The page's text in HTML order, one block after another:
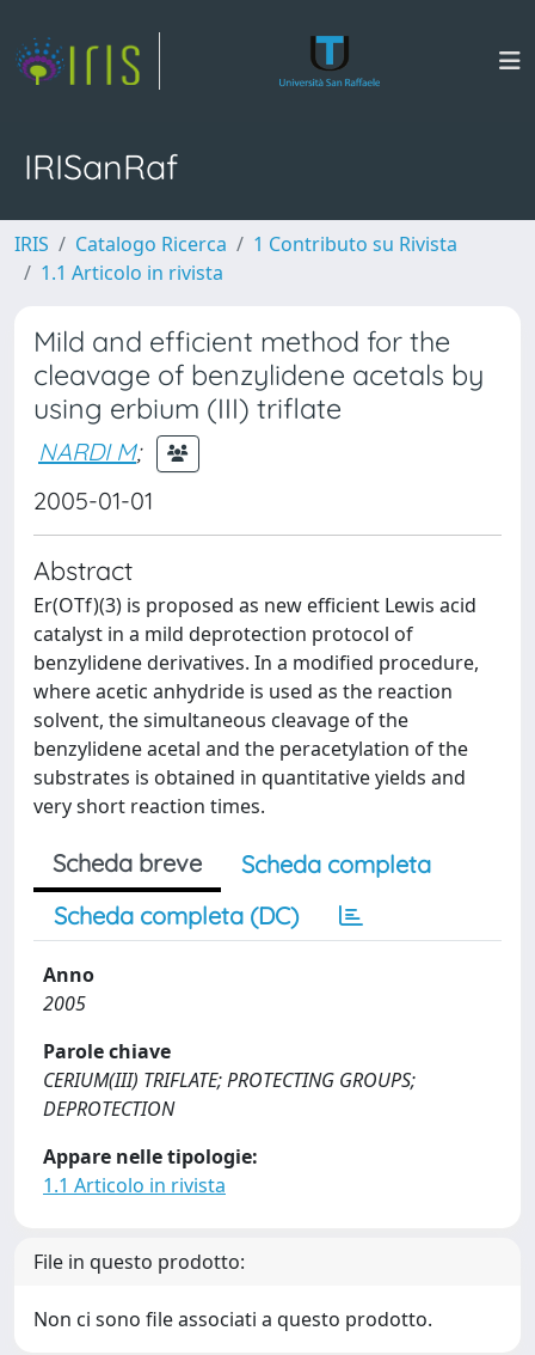
IRISanRaf
IRIS Catalogo Ricerca
1 Contributo su Rivista
1.1 Articolo in rivista
Mild and efficient method for the
cleavage of benzylidene acetals by
using erbium (III) triflate
NARDI M;
2005-01-01
Abstract
Er(OTf)(3) is proposed as new efficient Lewis acid
catalyst in a mild deprotection protocol of
benzylidene derivatives. In a modified procedure,
where acetic anhydride is used as the reaction
solvent, the simultaneous cleavage of the
benzylidene acetal and the peracetylation of the
substrates is obtained in quantitative yields and
very short reaction times.
Scheda breve
Scheda completa
Scheda completa (DC)
Anno
2005
Parole chiave
CERIUM(III) TRIFLATE; PROTECTING GROUPS;
DEPROTECTION
Appare nelle tipologie:
1.1 Articolo in rivista
File in questo prodotto:
Non ci sono file associati a questo prodotto.